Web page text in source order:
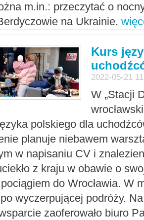
m.in.: przeczytać o
na Ukrainie.
Kurs
2022-05-21
W „Stacji
polskiego dla
planuje niebawem
w napisaniu CV i
z kraju w obawie o
pociągiem do Wrocławia. W
wyczerpującej podróży.
zaoferowało biuro